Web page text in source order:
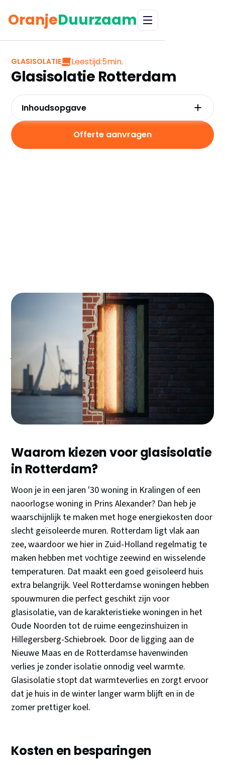
OranjeDuurzaam
GLASISOLATIE Leestijd:5min.
Glasisolatie Rotterdam
Woon je in Rotterdam en wil je structureel
besparen op je energierekening? Glasisolatie kan je
jaarlijks €300-500 schelen en verhoogt meteen het
wooncomfort in je huis. Met de ISDE-subsidie krijg je
bovendien €4-6 per vierkante meter terug, wat
neerkomt op €500-700 voor een gemiddelde
Rotterdamse woning.
Waarom kiezen voor glasisolatie
in Rotterdam?
Woon je in een jaren '30 woning in Kralingen of een
naoorlogse woning in Prins Alexander? Dan heb je
waarschijnlijk te maken met hoge energiekosten door
slecht geïsoleerde muren. Rotterdam ligt vlak aan
zee, waardoor we hier in Zuid-Holland regelmatig te
maken hebben met vochtige zeewind en wisselende
temperaturen. Dat maakt een goed geïsoleerd huis
extra belangrijk. Veel Rotterdamse woningen hebben
spouwmuren die perfect geschikt zijn voor
glasisolatie, van de karakteristieke woningen in het
Oude Noorden tot de ruime eengezinshuizen in
Hillegersberg-Schiebroek. Door de ligging aan de
Nieuwe Maas en de Rotterdamse havenwinden
verlies je zonder isolatie onnodig veel warmte.
Glasisolatie stopt dat warmteverlies en zorgt ervoor
dat je huis in de winter langer warm blijft en in de
zomer prettiger koel.
Kosten en besparingen
Inhoudsopgave
Rotterdam?
Offerte aanvragen